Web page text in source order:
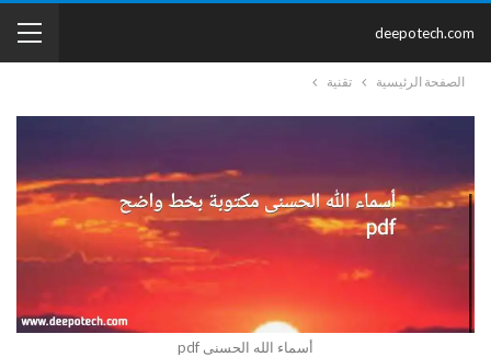
deepotech.com
الصفحة الرئيسية تقنية
أسماء الله الحسنى pdf